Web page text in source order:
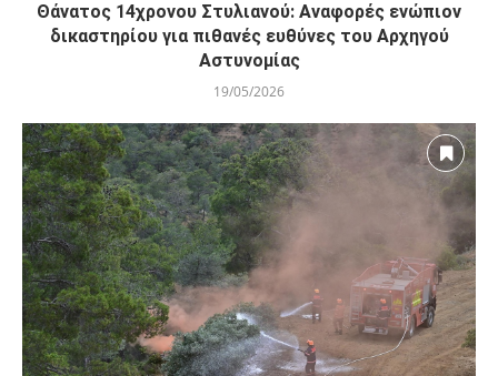
Θάνατος 14χρονου Στυλιανού: Αναφορές ενώπιον
δικαστηρίου για πιθανές ευθύνες του Αρχηγού
Αστυνομίας
19/05/2026